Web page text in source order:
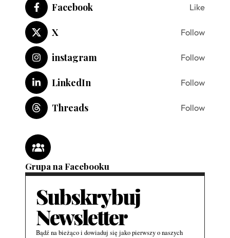
Facebook Like
X Follow
instagram Follow
LinkedIn Follow
Threads Follow
Grupa na Facebooku
Subskrybuj
Newsletter
Bądź na bieżąco i dowiaduj się jako pierwszy o naszych